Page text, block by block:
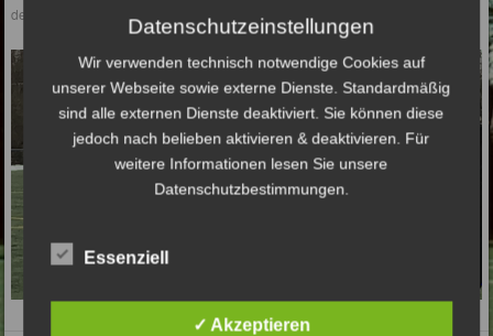
den Oststeinbeker SV
Datenschutzeinstellungen
Wir verwenden technisch notwendige Cookies auf
unserer Webseite sowie externe Dienste. Standardmäßig
sind alle externen Dienste deaktiviert. Sie können diese
jedoch nach belieben aktivieren & deaktivieren. Für
weitere Informationen lesen Sie unsere
Datenschutzbestimmungen.
Essenziell
✓ Akzeptieren